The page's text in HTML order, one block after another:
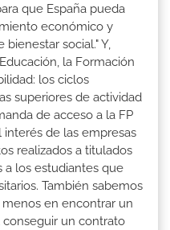
que España pueda
económico y
bienestar social." Y,
la Formación
los ciclos
superiores de actividad
de acceso a la FP
de las empresas
realizados a titulados
a los estudiantes que
También sabemos
en encontrar un
un contrato